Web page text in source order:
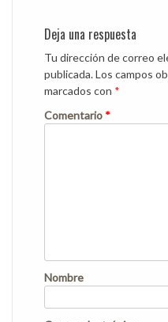
Deja una respuesta
Tu dirección de correo
publicada.Los campos
marcados con *
Comentario *
Nombre